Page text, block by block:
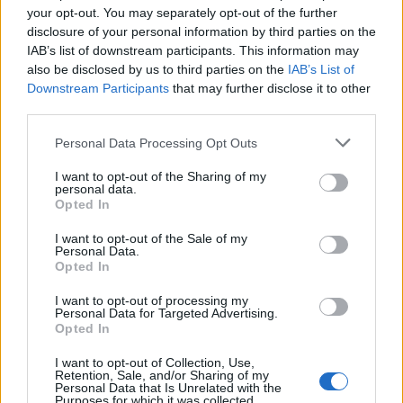
your opt-out. You may separately opt-out of the further
disclosure of your personal information by third parties on the
IAB’s list of downstream participants. This information may
also be disclosed by us to third parties on the IAB’s List of
Downstream Participants that may further disclose it to other
Personal Data Processing Opt Outs
I want to opt-out of the Sharing of my
personal data.
Opted In
I want to opt-out of the Sale of my
Personal Data.
Opted In
I want to opt-out of processing my
Personal Data for Targeted Advertising.
Opted In
I want to opt-out of Collection, Use,
Retention, Sale, and/or Sharing of my
Personal Data that Is Unrelated with the
Εθελοντής πυροσβέστης έσωσε δεκάδες
σπίτια, αλλά κάηκε το δικό του
03/08/2026 12:52